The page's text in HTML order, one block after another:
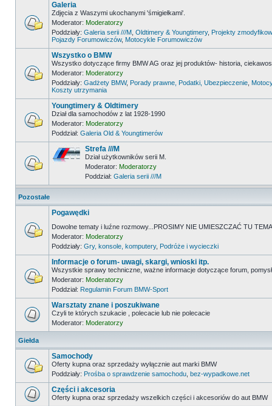
Galeria
Zdjęcia z Waszymi ukochanymi 'śmigiełkami'.
Moderator: Moderatorzy
Poddziały: Galeria serii ///M Oldtimery & Youngtimery, Projekty
Pojazdy Forumowiczów, Motocykle Forumowiczów
Wszystko o BMW
Wszystko dotyczące firmy BMW AG oraz jej produktów- historia,
Moderator: Moderatorzy
Poddziały: Gadżety BMW, Porady prawne, Podatki, Ubezpieczenie
Koszty utrzymania
Youngtimery & Oldtimery
Dział dla samochodów z lat 1928-1990
Moderator: Moderatorzy
Poddział: Galeria Old & Youngtimerów
Strefa ///M
Dział użytkowników serii M.
Moderator: Moderatorzy
Poddział: Galeria serii ///M
Pozostałe
Pogawędki
Dowolne tematy i luźne rozmowy...PROSIMY NIE UMIESZCZAĆ TU
Moderator: Moderatorzy
Poddziały: Gry, konsole, komputery, Podróże i wycieczki
Informacje o forum- uwagi, skargi, wnioski itp.
Wszystkie sprawy techniczne, ważne informacje dotyczące forum,
Moderator: Moderatorzy
Poddział: Regulamin Forum BMW-Sport
Warsztaty znane i poszukiwane
Czyli te których szukacie , polecacie lub nie polecacie
Moderator: Moderatorzy
Giełda
Samochody
Oferty kupna oraz sprzedaży wyłącznie aut marki BMW
Poddziały: Prośba o sprawdzenie samochodu bez-wypadkowe.net
Części i akcesoria
Oferty kupna oraz sprzedaży wszelkich części i akcesoriów do aut BMW